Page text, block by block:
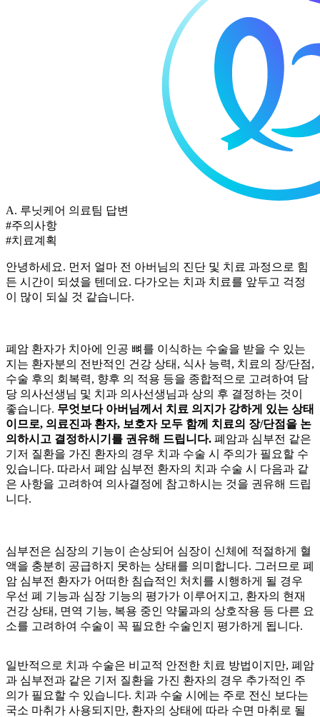
A. 루닛케어 의료팀 답변
#주의사항
#치료계획
안녕하세요. 먼저 얼마 전 아버님의 진단 및 치료 과정으로 힘
든 시간이 되셨을 텐데요. 다가오는 치과 치료를 앞두고 걱정
이 많이 되실 것 같습니다.
폐암 환자가 치아에 인공 뼈를 이식하는 수술을 받을 수 있는
지는 환자분의 전반적인 건강 상태, 식사 능력, 치료의 장/단점,
수술 후의 회복력, 향후 의 적용 등을 종합적으로 고려하여 담
당 의사선생님 및 치과 의사선생님과 상의 후 결정하는 것이
좋습니다. 무엇보다 아버님께서 치료 의지가 강하게 있는 상태
이므로, 의료진과 환자, 보호자 모두 함께 치료의 장/단점을 논
의하시고 결정하시기를 권유해 드립니다. 폐암과 심부전 같은
기저 질환을 가진 환자의 경우 치과 수술 시 주의가 필요할 수
있습니다. 따라서 폐암 심부전 환자의 치과 수술 시 다음과 같
은 사항을 고려하여 의사결정에 참고하시는 것을 권유해 드립
니다.
심부전은 심장의 기능이 손상되어 심장이 신체에 적절하게 혈
액을 충분히 공급하지 못하는 상태를 의미합니다. 그러므로 폐
암 심부전 환자가 어떠한 침습적인 처치를 시행하게 될 경우
우선 폐 기능과 심장 기능의 평가가 이루어지고, 환자의 현재
건강 상태, 면역 기능, 복용 중인 약물과의 상호작용 등 다른 요
소를 고려하여 수술이 꼭 필요한 수술인지 평가하게 됩니다.
일반적으로 치과 수술은 비교적 안전한 치료 방법이지만, 폐암
과 심부전과 같은 기저 질환을 가진 환자의 경우 추가적인 주
의가 필요할 수 있습니다. 치과 수술 시에는 주로 전신 보다는
국소 마취가 사용되지만, 환자의 상태에 따라 수면 마취로 될